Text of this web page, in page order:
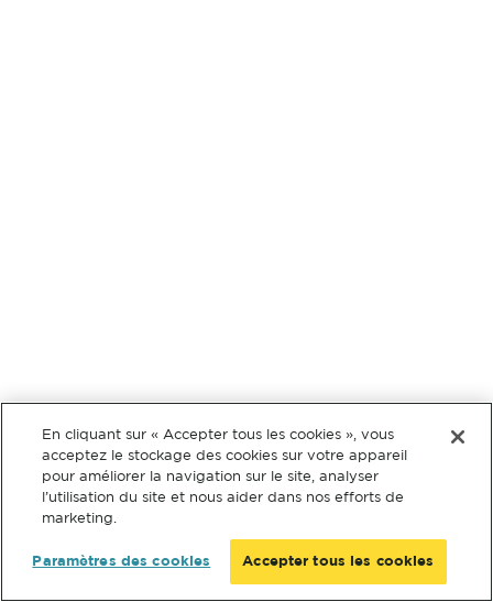
En cliquant sur « Accepter tous les cookies », vous
acceptez le stockage des cookies sur votre appareil
pour améliorer la navigation sur le site, analyser
l’utilisation du site et nous aider dans nos efforts de
marketing.
Paramètres des cookies Accepter tous les cookies